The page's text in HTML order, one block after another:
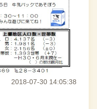
2018-07-30 14:05:38